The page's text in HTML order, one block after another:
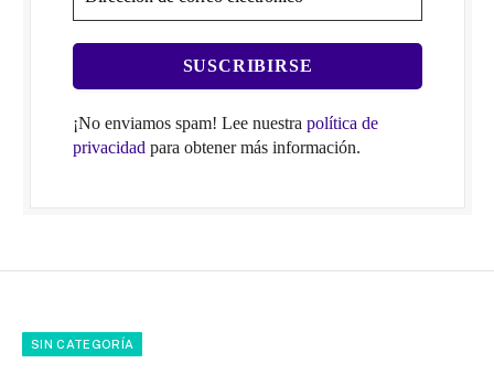
¡No enviamos spam! Lee nuestra política de
privacidad para obtener más información.
SIN CATEGORÍA